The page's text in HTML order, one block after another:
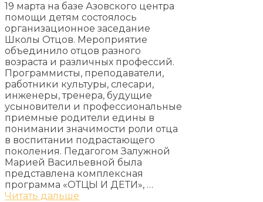
19 марта на базе Азовского центра
помощи детям состоялось
организационное заседание
Школы Отцов. Мероприятие
объединило отцов разного
возраста и различных профессий.
Программисты, преподаватели,
работники культуры, слесари,
инженеры, тренера, будущие
усыновители и профессиональные
приемные родители едины в
понимании значимости роли отца
в воспитании подрастающего
поколения. Педагогом Залужной
Марией Васильевной была
представлена комплексная
программа «ОТЦЫ И ДЕТИ», …
Читать дальше